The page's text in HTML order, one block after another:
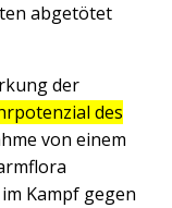
abgetötet
der
des
von einem
Kampf gegen